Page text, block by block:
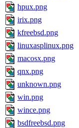
hpux.png
irix.png
kfreebsd.png
linuxasplinux.png
macosx.png
qnx.png
unknown.png
win.png
wince.png
bsdfreebsd.png